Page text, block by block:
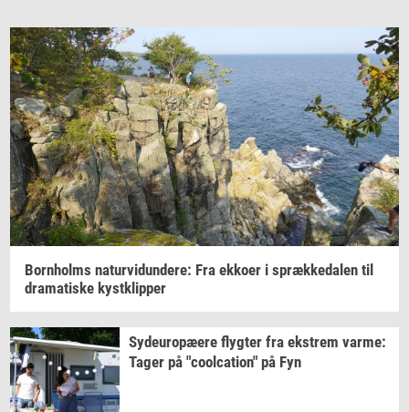
Born­holms na­tur­vi­dun­de­re: Fra ek­ko­er i spræk­ke­da­len til
dra­ma­ti­ske kyst­klip­per
Sy­d­eu­ro­pæ­e­re flyg­ter fra ek­strem varme:
Tager på "coolca­tion" på Fyn